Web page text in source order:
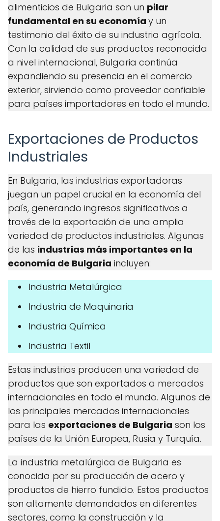
alimenticios de Bulgaria son un pilar
fundamental en su economía y un
testimonio del éxito de su industria agrícola.
Con la calidad de sus productos reconocida
a nivel internacional, Bulgaria continúa
expandiendo su presencia en el comercio
exterior, sirviendo como proveedor confiable
para países importadores en todo el mundo.
Exportaciones de Productos
Industriales
En Bulgaria, las industrias exportadoras
juegan un papel crucial en la economía del
país, generando ingresos significativos a
través de la exportación de una amplia
variedad de productos industriales. Algunas
de las industrias más importantes en la
economía de Bulgaria incluyen:
Industria Metalúrgica
Industria de Maquinaria
Industria Química
Industria Textil
Estas industrias producen una variedad de
productos que son exportados a mercados
internacionales en todo el mundo. Algunos de
los principales mercados internacionales
para las exportaciones de Bulgaria son los
países de la Unión Europea, Rusia y Turquía.
La industria metalúrgica de Bulgaria es
conocida por su producción de acero y
productos de hierro fundido. Estos productos
son altamente demandados en diferentes
sectores, como la construcción y la